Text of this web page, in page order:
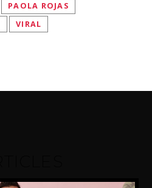
PAOLA ROJAS
VIRAL